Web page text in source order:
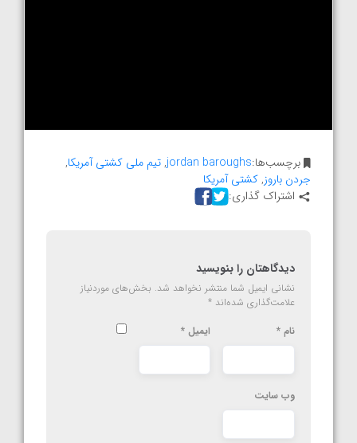
برچسب‌ها:jordan baroughs
,تیم ملی کشتی آمریکا,
جردن باروز,کشتی آمریکا
اشتراک گذاری:
دیدگاهتان را بنویسید
نشانی ایمیل شما منتشر نخواهد شد. بخش‌های موردنیاز
علامت‌گذاری شده‌اند *
نام * ایمیل *
وب‌ سایت